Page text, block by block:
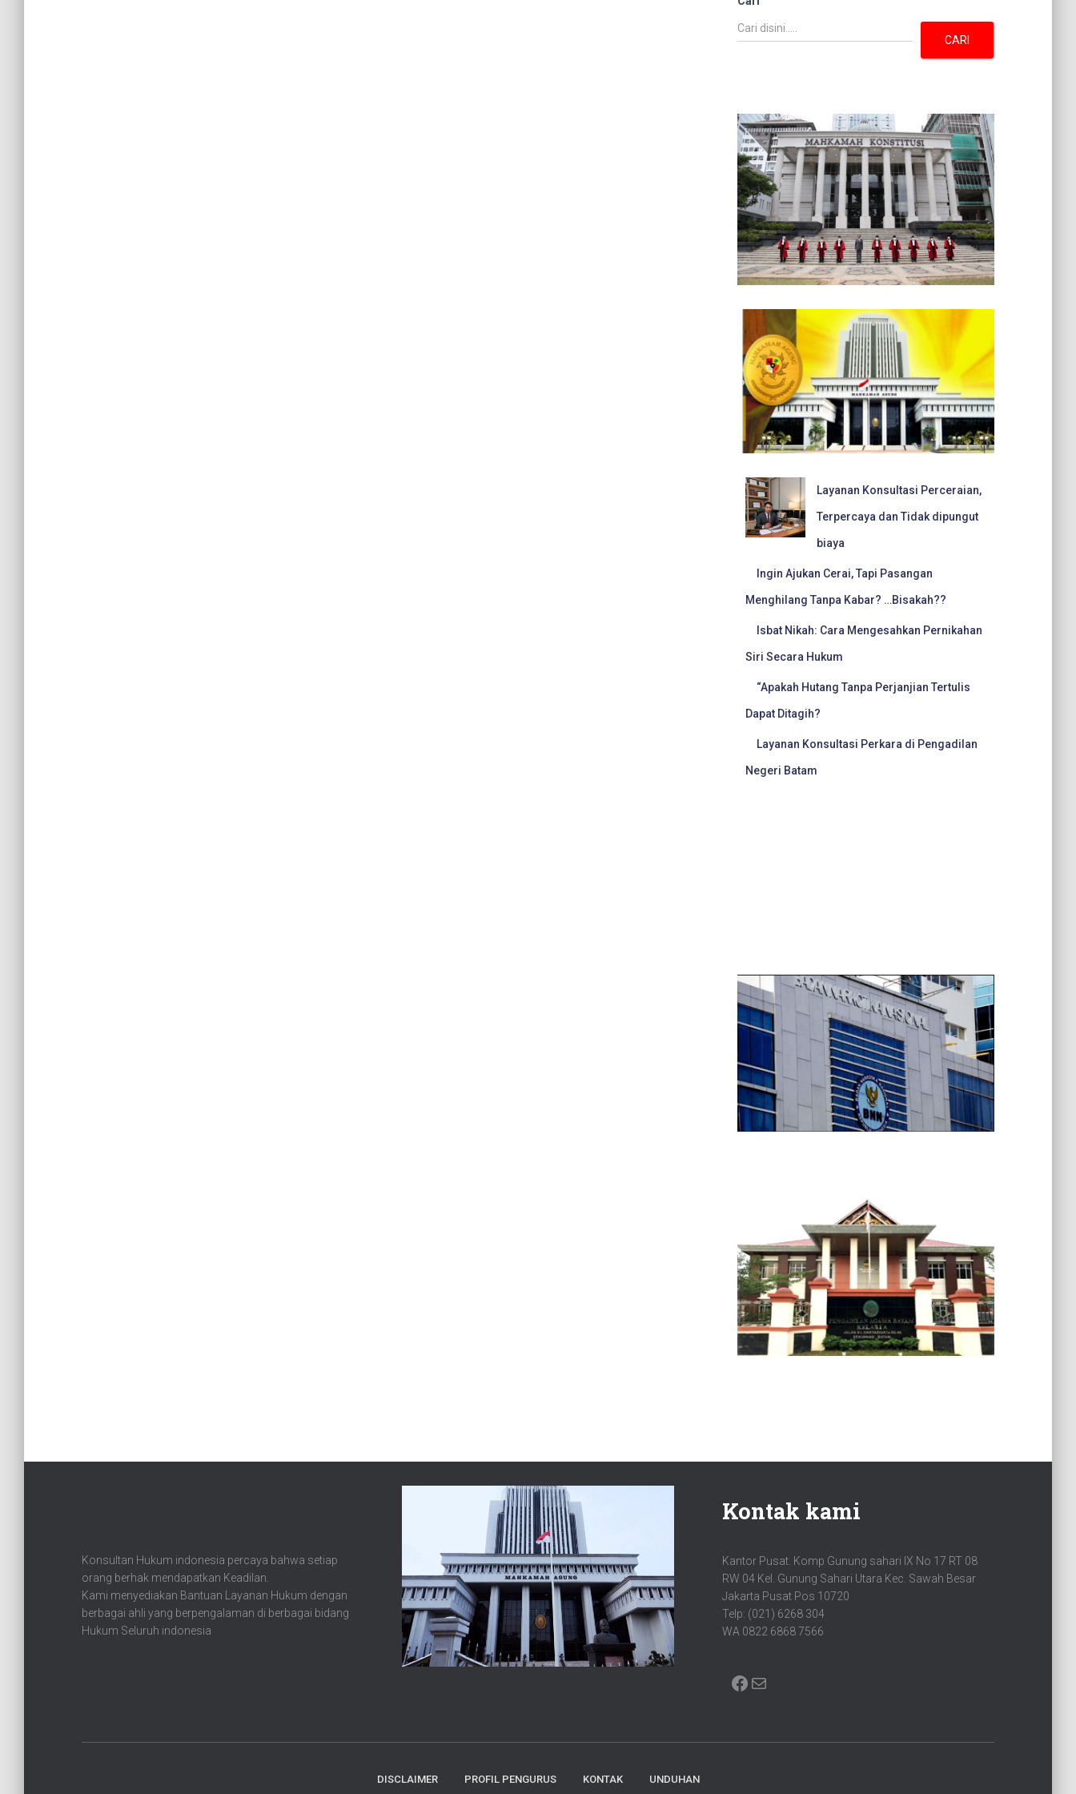
CARI
Layanan Konsultasi Perceraian,
Terpercaya dan Tidak dipungut
biaya
Ingin Ajukan Cerai, Tapi Pasangan
Menghilang Tanpa Kabar? …Bisakah??
Isbat Nikah: Cara Mengesahkan Pernikahan
Siri Secara Hukum
“Apakah Hutang Tanpa Perjanjian Tertulis
Dapat Ditagih?
Layanan Konsultasi Perkara di Pengadilan
Negeri Batam
Konsultan Hukum indonesia percaya bahwa setiap
orang berhak mendapatkan Keadilan.
Kami menyediakan Bantuan Layanan Hukum dengan
berbagai ahli yang berpengalaman di berbagai bidang
Hukum Seluruh indonesia
Kontak kami
Kantor Pusat. Komp Gunung sahari IX No 17 RT 08
RW 04 Kel. Gunung Sahari Utara Kec. Sawah Besar
Jakarta Pusat Pos 10720
Telp: (021) 6268 304
WA 0822 6868 7566
FACEBOOK
DISCLAIMER PROFIL PENGURUS KONTAK UNDUHAN